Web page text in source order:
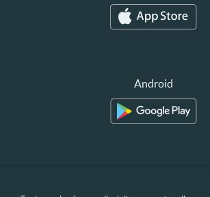
Android